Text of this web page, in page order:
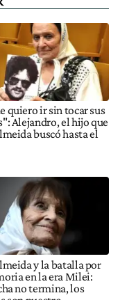
quiero ir sin tocar sus
Alejandro, el hijo que
buscó hasta el
y la batalla por
en la era Milei:
no termina, los